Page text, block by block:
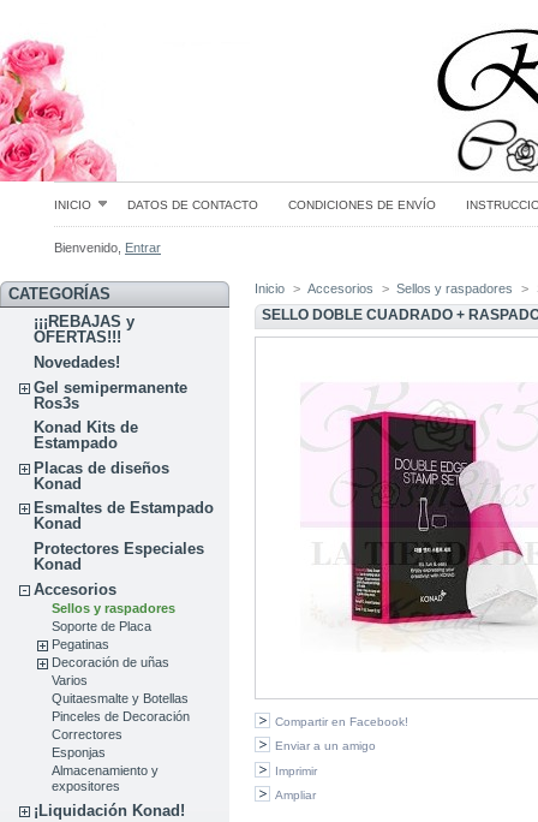
INICIO DATOS DE CONTACTO CONDICIONES DE ENVÍO
Bienvenido, Entrar
CATEGORÍAS
¡¡¡REBAJAS y
OFERTAS!!!
Novedades!
Gel semipermanente
Ros3s
Konad Kits de
Estampado
Placas de diseños
Konad
Esmaltes de Estampado
Konad
Protectores Especiales
Konad
Accesorios
Sellos y raspadores
Soporte de Placa
Pegatinas
Decoración de uñas
Varios
Quitaesmalte y Botellas
Pinceles de Decoración
Correctores
Esponjas
Almacenamiento y
expositores
¡Liquidación Konad!
Inicio > Accesorios > Sellos y raspadores >
SELLO DOBLE CUADRADO +
Compartir en Facebook!
Enviar a un amigo
Imprimir
Ampliar